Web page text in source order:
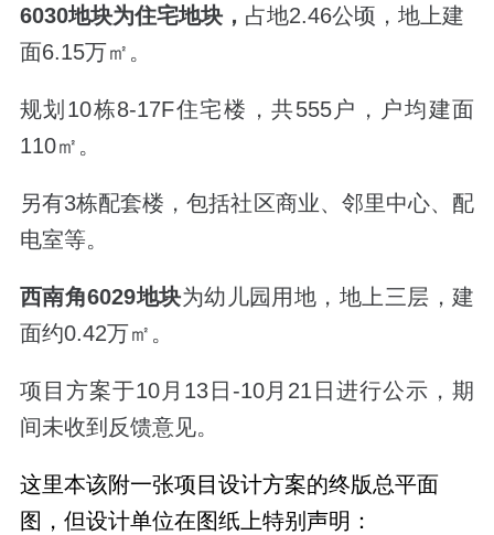
6030地块为住宅地块， 占地2.46公顷，地上建
面6.15万㎡。
规划10栋8-17F住宅楼，共555户，户均建面
110㎡。
另有3栋配套楼，包括社区商业、邻里中心、配
电室等。
西南角6029地块为幼儿园用地，地上三层，建
面约0.42万㎡。
项目方案于10月13日-10月21日进行公示，期
间未收到反馈意见。
这里本该附一张项目设计方案的终版总平面
图，但设计单位在图纸上特别声明：